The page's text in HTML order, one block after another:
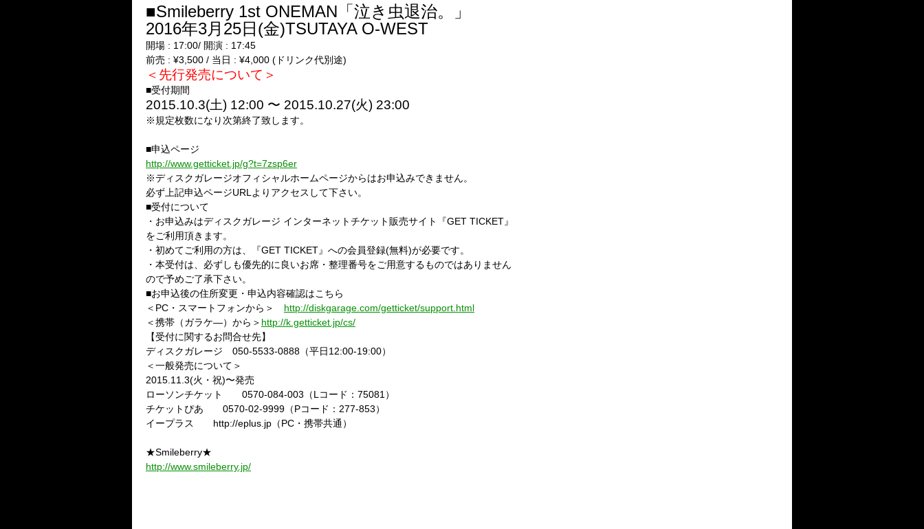
■Smileberry 1st ONEMAN「泣き虫退治。」
2016年3月25日(金)TSUTAYA O-WEST
開場 : 17:00/ 開演 : 17:45
前売 : ¥3,500 / 当日 : ¥4,000 (ドリンク代別途)
＜先行発売について＞
■受付期間
2015.10.3(土) 12:00 〜 2015.10.27(火) 23:00
※規定枚数になり次第終了致します。
■申込ページ
http://www.getticket.jp/g?t=7zsp6er
※ディスクガレージオフィシャルホームページからはお申込みできません。
必ず上記申込ページURLよりアクセスして下さい。
■受付について
・お申込みはディスクガレージ インターネットチケット販売サイト『GET TICKET』
をご利用頂きます。
・初めてご利用の方は、『GET TICKET』への会員登録(無料)が必要です。
・本受付は、必ずしも優先的に良いお席・整理番号をご用意するものではありません
ので予めご了承下さい。
■お申込後の住所変更・申込内容確認はこちら
＜PC・スマートフォンから＞ http://diskgarage.com/getticket/support.html
＜携帯（ガラケ—）から＞ http://k.getticket.jp/cs/
【受付に関するお問合せ先】
ディスクガレージ 050-5533-0888（平日12:00-19:00）
＜一般発売について＞
2015.11.3(火・祝)〜発売
ローソンチケット 0570-084-003（Lコード：75081）
チケットぴあ 0570-02-9999（Pコード：277-853）
イープラス http://eplus.jp（PC・携帯共通）
★Smileberry★
http://www.smileberry.jp/